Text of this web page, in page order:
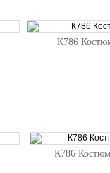
К786
К786